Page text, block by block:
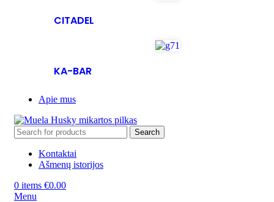
CITADEL
KA-BAR
Apie mus
Search
Kontaktai
Ašmenų istorijos
0 items €0.00
Menu